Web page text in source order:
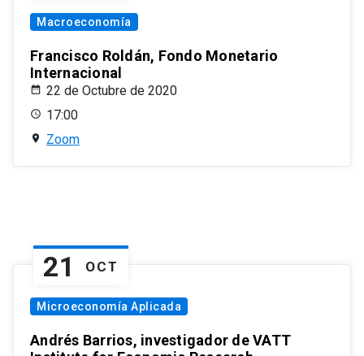
Macroeconomía
Francisco Roldán, Fondo Monetario
Internacional
22 de Octubre de 2020
17:00
Zoom
21 OCT
Microeconomía Aplicada
Andrés Barrios, investigador de VATT